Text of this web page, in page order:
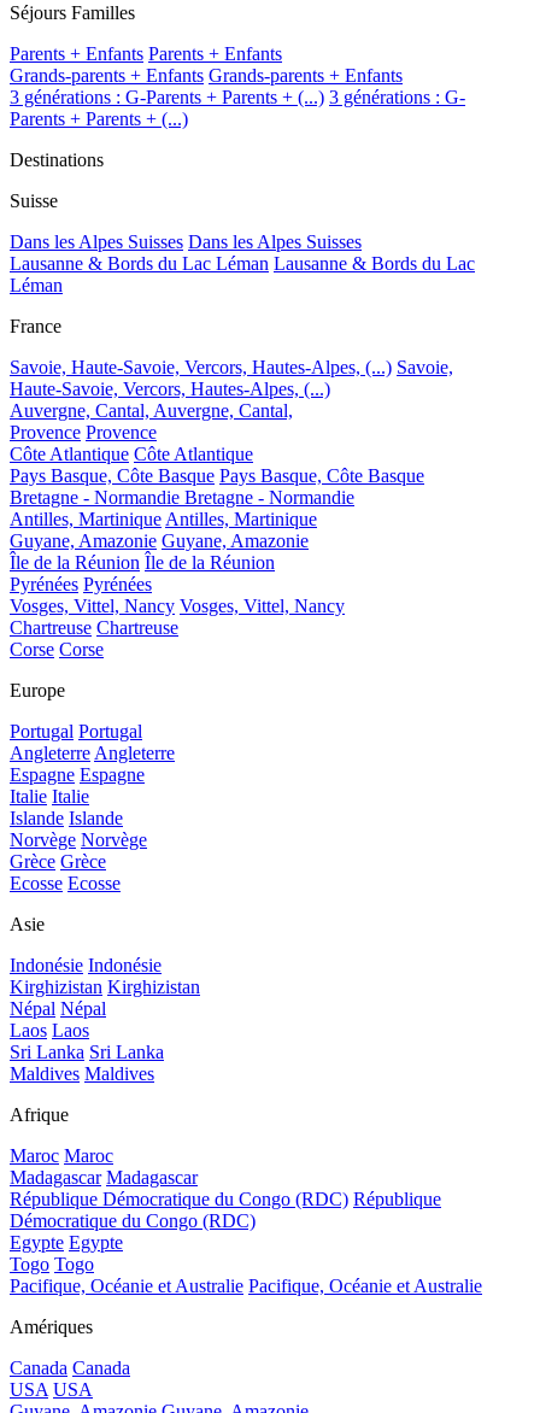
Séjours Familles
Parents + Enfants Parents + Enfants
Grands-parents + Enfants Grands-parents + Enfants
3 générations : G-Parents + Parents + (...) 3 générations : G-
Parents + Parents + (...)
Destinations
Suisse
Dans les Alpes Suisses Dans les Alpes Suisses
Lausanne & Bords du Lac Léman Lausanne & Bords du Lac
Léman
France
Savoie, Haute-Savoie, Vercors, Hautes-Alpes, (...) Savoie,
Haute-Savoie, Vercors, Hautes-Alpes, (...)
Auvergne, Cantal, Auvergne, Cantal,
Provence Provence
Côte Atlantique Côte Atlantique
Pays Basque, Côte Basque Pays Basque, Côte Basque
Bretagne - Normandie Bretagne - Normandie
Antilles, Martinique Antilles, Martinique
Guyane, Amazonie Guyane, Amazonie
Île de la Réunion Île de la Réunion
Pyrénées Pyrénées
Vosges, Vittel, Nancy Vosges, Vittel, Nancy
Chartreuse Chartreuse
Corse Corse
Europe
Portugal Portugal
Angleterre Angleterre
Espagne Espagne
Italie Italie
Islande Islande
Norvège Norvège
Grèce Grèce
Ecosse Ecosse
Asie
Indonésie Indonésie
Kirghizistan Kirghizistan
Népal Népal
Laos Laos
Sri Lanka Sri Lanka
Maldives Maldives
Afrique
Maroc Maroc
Madagascar Madagascar
République Démocratique du Congo (RDC) République
Démocratique du Congo (RDC)
Egypte Egypte
Togo Togo
Pacifique, Océanie et Australie Pacifique, Océanie et Australie
Amériques
Canada Canada
USA USA